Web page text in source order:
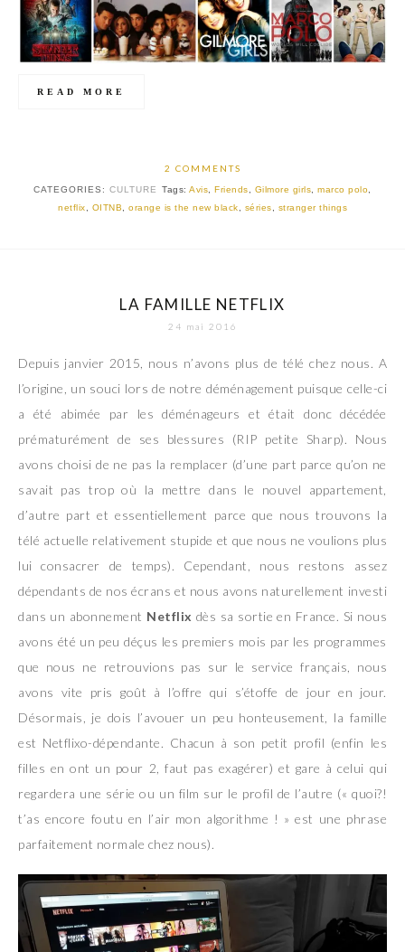
READ MORE
2 COMMENTS
CATEGORIES:CULTURE Tags:Avis ,Friends Gilmore girls ,marco polo
netflix
OITNB orange is the new black séries stranger things
LA FAMILLE NETFLIX
24 mai 2016
Depuis janvier 2015, nous n’avons plus de télé chez nous. A
l’origine, un souci lors de notre déménagement puisque celle-ci
a été abimée par les déménageurs et était donc décédée
prématurément de ses blessures (RIP petite Sharp). Nous
avons choisi de ne pas la remplacer (d’une part parce qu’on ne
savait pas trop où la mettre dans le nouvel appartement,
d’autre part et essentiellement parce que nous trouvons la
télé actuelle relativement stupide et que nous ne voulions plus
lui consacrer de temps). Cependant, nous restons assez
dépendants de nos écrans et nous avons naturellement investi
dans un abonnement Netflix dès sa sortie en France. Si nous
avons été un peu déçus les premiers mois par les programmes
que nous ne retrouvions pas sur le service français, nous
avons vite pris goût à l’offre qui s’étoffe de jour en jour.
Désormais, je dois l’avouer un peu honteusement, la famille
est Netflixo-dépendante. Chacun à son petit profil (enfin les
filles en ont un pour 2, faut pas exagérer) et gare à celui qui
regardera une série ou un film sur le profil de l’autre (« quoi?!
t’as encore foutu en l’air mon algorithme ! » est une phrase
parfaitement normale chez nous).